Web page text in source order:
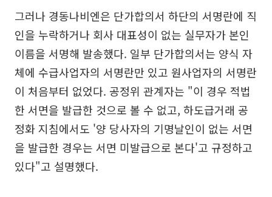
그러나 경동나비엔은 단가합의서 하단의 서명란에 직
인을 누락하거나 회사 대표성이 없는 실무자가 본인
이름을 서명해 발송했다. 일부 단가합의서는 양식 자
체에 수급사업자의 서명란만 있고 원사업자의 서명란
이 처음부터 없었다. 공정위 관계자는 "이 경우 적법
한 서면을 발급한 것으로 볼 수 없고, 하도급거래 공
정화 지침에서도 '양 당사자의 기명날인이 없는 서면
을 발급한 경우는 서면 미발급으로 본다'고 규정하고
있다"고 설명했다.